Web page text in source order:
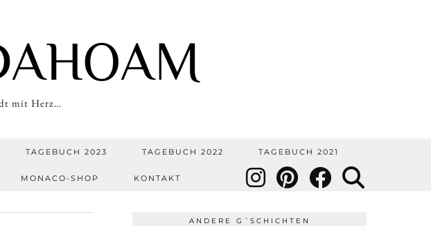
mit Herz…
TAGEBUCH 2023 TAGEBUCH 2022 TAGEBUCH 2021
MONACO-SHOP KONTAKT
ANDERE G´SCHICHTEN